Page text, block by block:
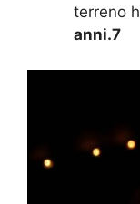
terreno
anni.7